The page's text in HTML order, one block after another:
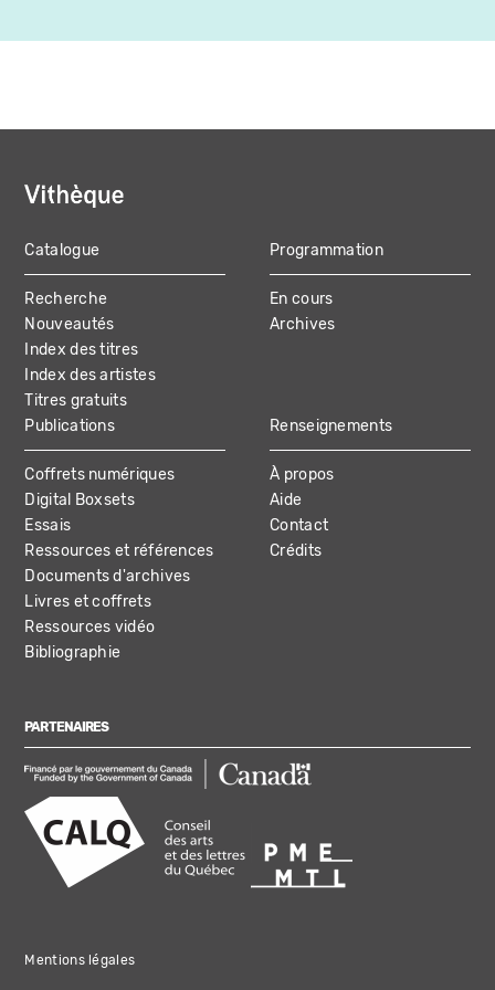
MAIN
NAVIGATION
Catalogue
Recherche
Nouveautés
Index des titres
Index des artistes
Titres gratuits
Programmation
En cours
Archives
Publications
Coffrets numériques
Digital Boxsets
Essais
Ressources et références
Documents d'archives
Livres et coffrets
Ressources vidéo
Bibliographie
Renseignements
À propos
Aide
Contact
Crédits
PARTENAIRES
Mentions légales